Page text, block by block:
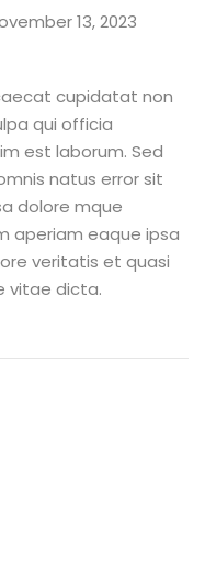
13, 2023
cupidatat non
qui officia
est laborum. Sed
natus error sit
dolore mque
aperiam eaque ipsa
veritatis et quasi
vitae dicta.